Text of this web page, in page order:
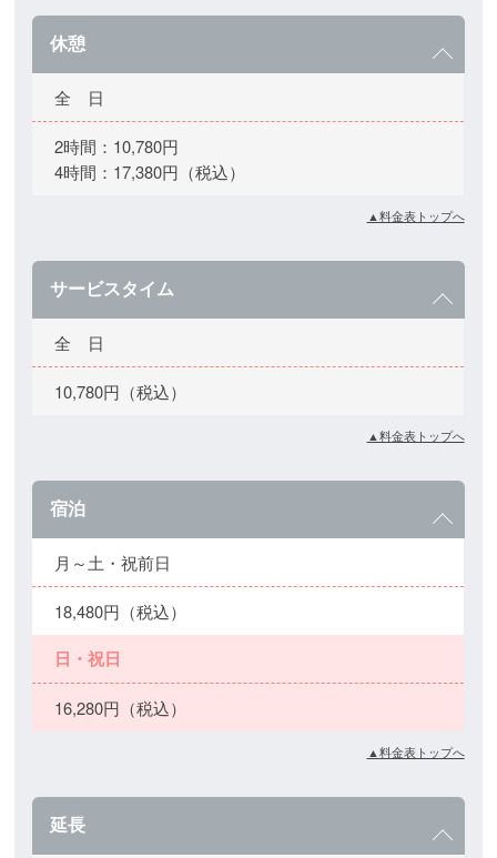
休憩
全 日
2時間：10,780円
4時間：17,380円（税込）
▲料金表トップへ
サービスタイム
全 日
10,780円（税込）
▲料金表トップへ
宿泊
月～土・祝前日
18,480円（税込）
日・祝日
16,280円（税込）
▲料金表トップへ
延長